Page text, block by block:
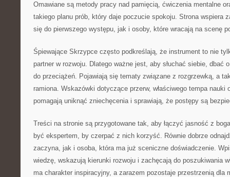
Omawiane są metody pracy nad pamięcią, ćwiczenia mentalne
takiego planu prób, który daje poczucie spokoju. Strona wspiera
się do pierwszego występu, jak i osoby, które wracają na scenę
Śpiewające Skrzypce często podkreślają, że instrument to nie
partner w rozwoju. Dlatego ważne jest, aby słuchać siebie, dbać
do przeciążeń. Pojawiają się tematy związane z rozgrzewką, a
ramiona. Wskazówki dotyczące przerw, właściwego tempa nauki
pomagają uniknąć zniechęcenia i sprawiają, że postępy są
Treści na stronie są przygotowane tak, aby łączyć jasność z
być ekspertem, by czerpać z nich korzyść. Równie dobrze
zaczyna, jak i osoba, która ma już sceniczne doświadczenie.
wiedzę, wskazują kierunki rozwoju i zachęcają do poszukiwania
ma charakter inspiracyjny, a zarazem pozostaje przestrzenią dla